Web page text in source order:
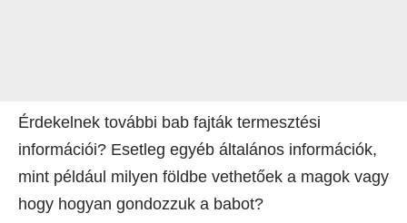
Érdekelnek további bab fajták termesztési
információi? Esetleg egyéb általános információk,
mint például milyen földbe vethetőek a magok vagy
hogy hogyan gondozzuk a babot?